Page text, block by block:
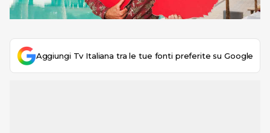
Aggiungi Tv Italiana tra le tue fonti preferite su Google